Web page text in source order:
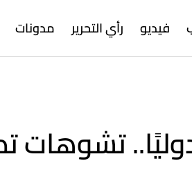
فيديو رأي التحرير مدونات
تشوهات